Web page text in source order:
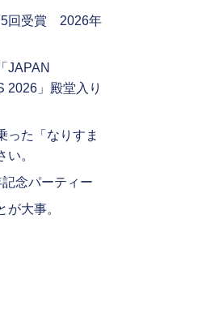
回受賞 2026年
JAPAN
2026」殿堂入り
った「なりすま
。
念パーティー
が大事。